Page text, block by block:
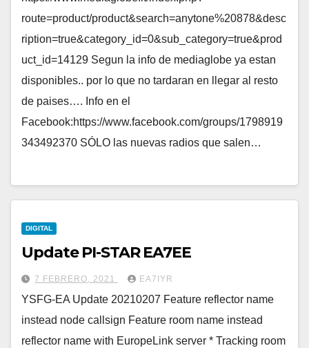
route=product/product&search=anytone%20878&desc
ription=true&category_id=0&sub_category=true&prod
uct_id=14129 Segun la info de mediaglobe ya estan
disponibles.. por lo que no tardaran en llegar al resto
de paises…. Info en el
Facebook:https://www.facebook.com/groups/1798919
343492370 SÓLO las nuevas radios que salen…
DIGITAL
Update PI-STAR EA7EE
7 FEBRERO, 2021 EA7IYR
YSFG-EA Update 20210207 Feature reflector name
instead node callsign Feature room name instead
reflector name with EuropeLink server * Tracking room